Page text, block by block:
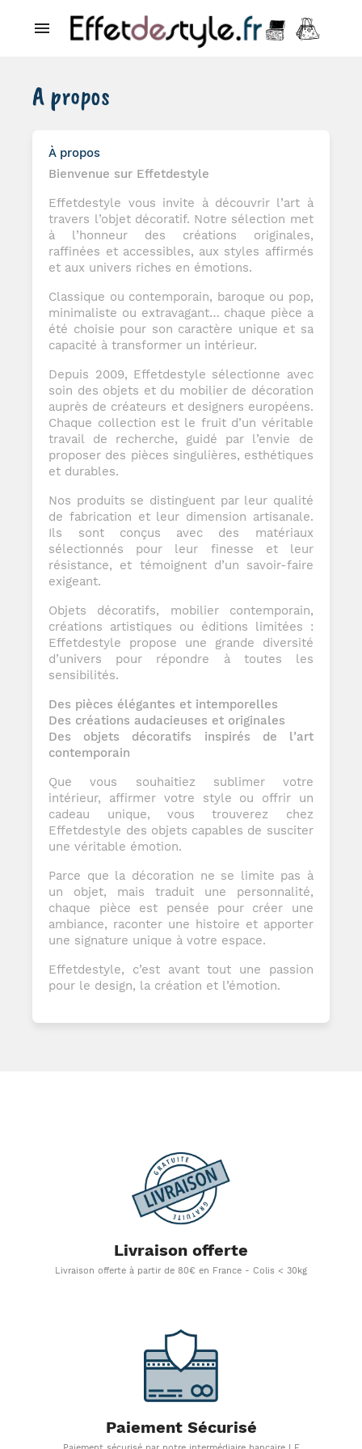

A propos
À propos
Bienvenue sur Effetdestyle
Effetdestyle vous invite à découvrir l’art à
travers l’objet décoratif. Notre sélection met
à l’honneur des créations originales,
raffinées et accessibles, aux styles affirmés
et aux univers riches en émotions.
Classique ou contemporain, baroque ou pop,
minimaliste ou extravagant… chaque pièce a
été choisie pour son caractère unique et sa
capacité à transformer un intérieur.
Depuis 2009, Effetdestyle sélectionne avec
soin des objets et du mobilier de décoration
auprès de créateurs et designers européens.
Chaque collection est le fruit d’un véritable
travail de recherche, guidé par l’envie de
proposer des pièces singulières, esthétiques
et durables.
Nos produits se distinguent par leur qualité
de fabrication et leur dimension artisanale.
Ils sont conçus avec des matériaux
sélectionnés pour leur finesse et leur
résistance, et témoignent d’un savoir-faire
exigeant.
Objets décoratifs, mobilier contemporain,
créations artistiques ou éditions limitées :
Effetdestyle propose une grande diversité
d’univers pour répondre à toutes les
sensibilités.
Des pièces élégantes et intemporelles
Des créations audacieuses et originales
Des objets décoratifs inspirés de l’art
contemporain
Que vous souhaitiez sublimer votre
intérieur, affirmer votre style ou offrir un
cadeau unique, vous trouverez chez
Effetdestyle des objets capables de susciter
une véritable émotion.
Parce que la décoration ne se limite pas à
un objet, mais traduit une personnalité,
chaque pièce est pensée pour créer une
ambiance, raconter une histoire et apporter
une signature unique à votre espace.
Effetdestyle, c’est avant tout une passion
pour le design, la création et l’émotion.
Livraison offerte
Livraison offerte à partir de 80€ en France - Colis < 30kg
Paiement Sécurisé